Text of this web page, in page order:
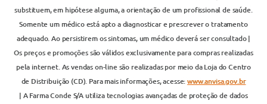
substituem, em hipótese alguma, a orientação de um profissional de saúde.
Somente um médico está apto a diagnosticar e prescrever o tratamento
adequado. Ao persistirem os sintomas, um médico deverá ser consultado |
Os preços e promoções são válidos exclusivamente para compras realizadas
pela internet. As vendas on-line são realizadas por meio da Loja do Centro
de Distribuição (CD). Para mais informações, acesse:www.anvisa.gov.br
| A Farma Conde S/A utiliza tecnologias avançadas de proteção de dados